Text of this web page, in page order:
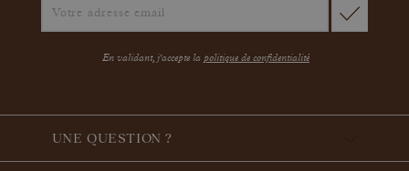
En validant, j'accepte la politique de confidentialité
UNE QUESTION ?